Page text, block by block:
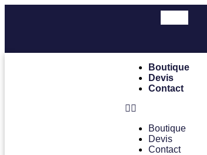
Boutique
Devis
Contact
Boutique
Devis
Contact